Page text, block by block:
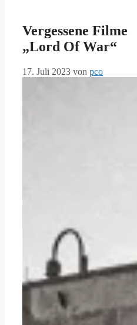
Vergessene Filme
„Lord Of War“
17. Juli 2023 von pco